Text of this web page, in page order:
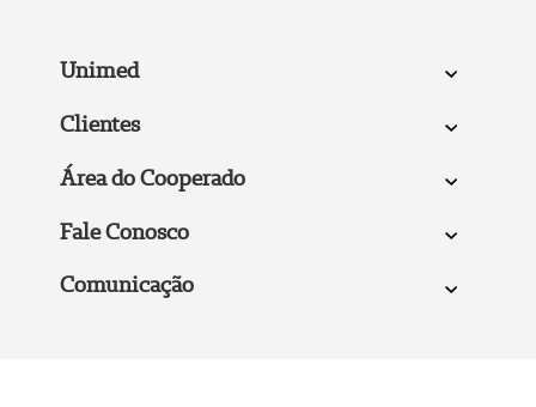
Unimed
Clientes
Área do Cooperado
Fale Conosco
Comunicação